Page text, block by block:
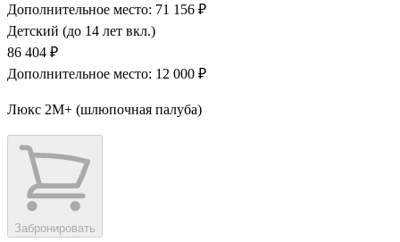
Дополнительное место: 71 156 ₽
Детский (до 14 лет вкл.)
86 404 ₽
Дополнительное место: 12 000 ₽
Люкс 2М+ (шлюпочная палуба)
Забронировать